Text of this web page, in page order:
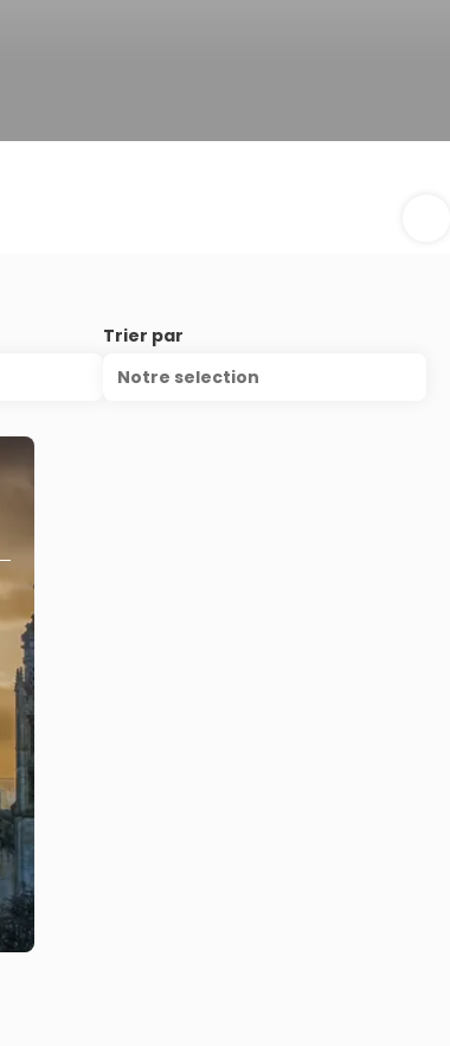
Trier par
Notre selection